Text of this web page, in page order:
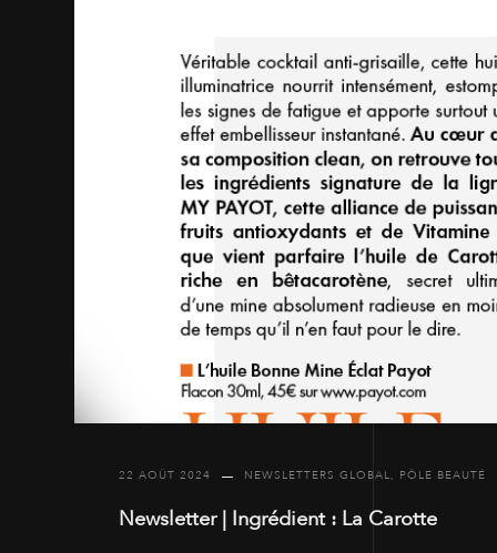
22 AOÛT 2024 NEWSLETTERS GLOBAL, PÔLE BEAUTÉ
Newsletter | Ingrédient : La Carotte